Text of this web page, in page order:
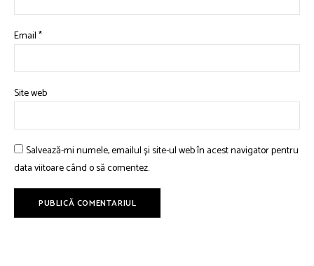
Email*
Site web
Salvează-mi numele, emailul și site-ul web în acest navigator pentru
data viitoare când o să comentez.